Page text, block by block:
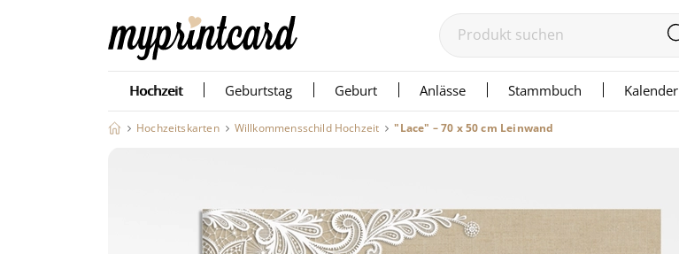
Hochzeit Geburtstag Geburt Anlässe Stammbuch Kalender
Hochzeitskarten Willkommensschild Hochzeit "Lace" – 70 x 50 cm Leinwand